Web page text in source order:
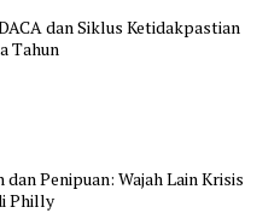
dan Siklus Ketidakpastian
Tahun
dan Penipuan: Wajah Lain Krisis
Philly